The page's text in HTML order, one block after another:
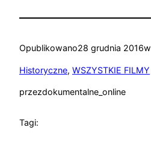
Opublikowano28 grudnia 2016w
Historyczne, WSZYSTKIE FILMY
przezdokumentalne_online
Tagi: